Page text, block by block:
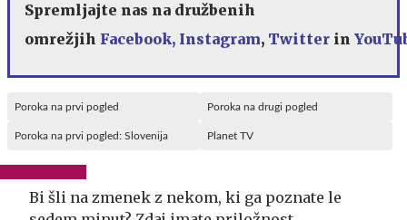
Spremljajte nas na družbenih
omrežjih Facebook, Instagram, Twitter in
Poroka na prvi pogled Poroka na drugi pogled
Poroka na prvi pogled: Slovenija Planet TV
Bi šli na zmenek z nekom, ki ga poznate le